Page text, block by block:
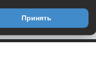
Принять